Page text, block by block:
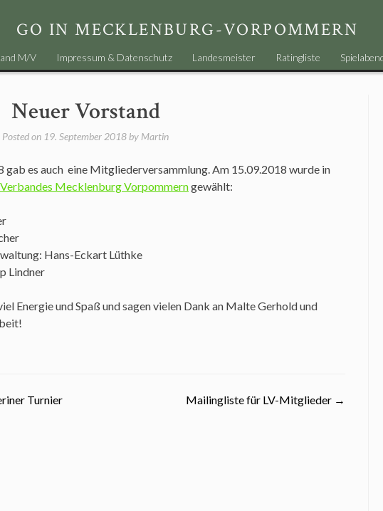
GO IN MECKLENBURG-VORPOMMERN
M/V Impressum & Datenschutz Landesmeister Ratingliste
Neuer Vorstand
Posted on 19. September 2018 by Martin
gab es auch eine Mitgliederversammlung. Am 15.09.2018 wurde in
Mecklenburg Vorpommerngewählt:
Hans-Eckart Lüthke
Lindner
Energie und Spaß und sagen vielen Dank an Malte Gerhold und
Turnier
Mailingliste für LV-Mitglieder →